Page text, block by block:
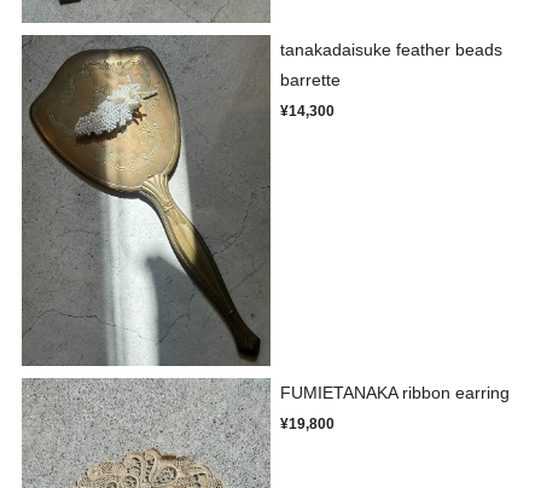
tanakadaisuke feather beads
barrette
¥14,300
FUMIETANAKA ribbon earring
¥19,800